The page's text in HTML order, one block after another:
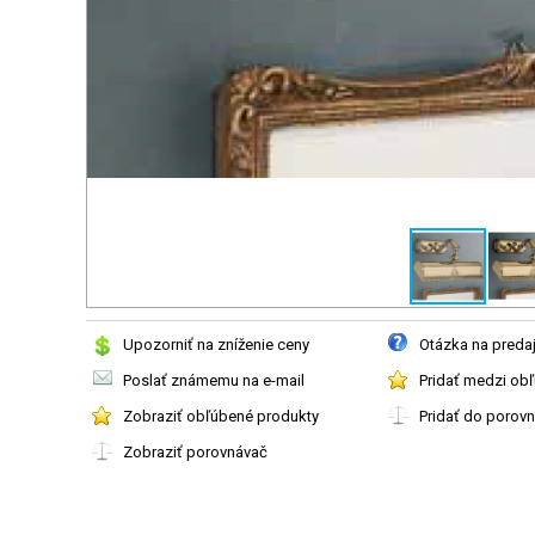
Upozorniť na zníženie ceny
Otázka na
Poslať známemu na e-mail
Pridať medzi
Zobraziť obľúbené produkty
Pridať do
Zobraziť porovnávač